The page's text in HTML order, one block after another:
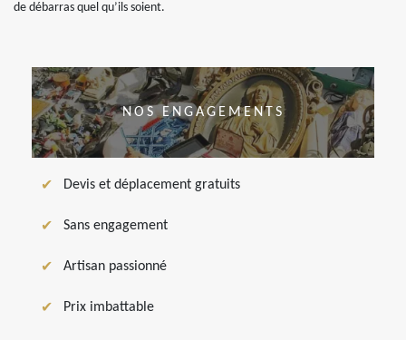
de débarras quel qu’ils soient.
NOS ENGAGEMENTS
Devis et déplacement gratuits
Sans engagement
Artisan passionné
Prix imbattable